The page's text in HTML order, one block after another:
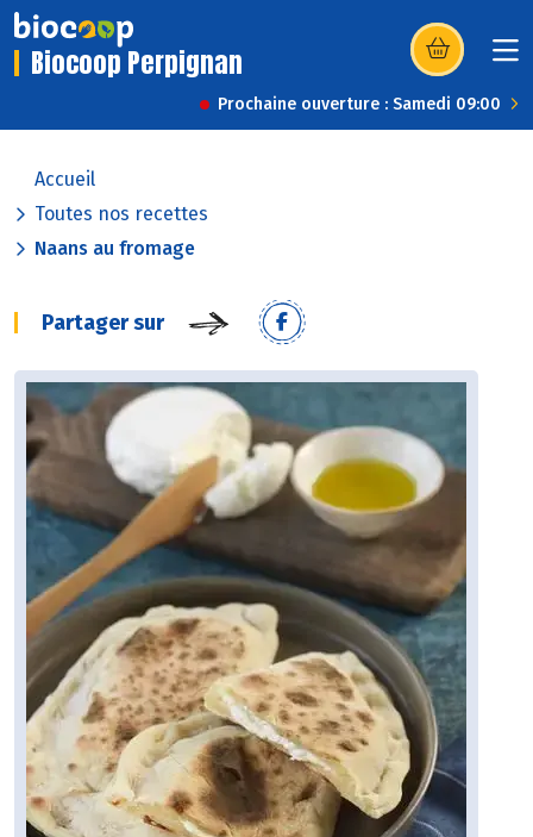
Biocoop Perpignan (s’ouvre dans
Prochaine ouverture : Samedi 09:00
Accueil
Toutes nos recettes
Naans au fromage
Partager sur